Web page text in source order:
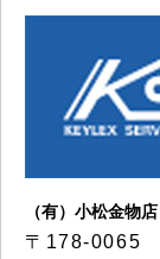
（有）小松金物店
〒178-0065